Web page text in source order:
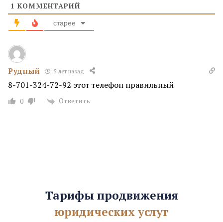
1 КОММЕНТАРИЙ
старее
Рудный 5 лет назад
8-701-324-72-92 этот телефон правильный
0 Ответить
Тарифы продвижения
юридических услуг